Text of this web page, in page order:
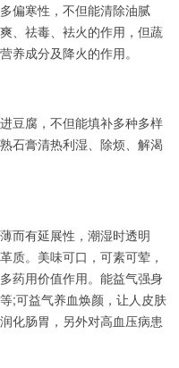
偏寒性，不但能清除油腻
、祛毒、袪火的作用，但蔬
养成分及降火的作用。
豆腐，不但能填补多种多样
石膏清热利湿、除烦、解渴
而有延展性，潮湿时透明
质。美味可口，可素可荤，
药用价值作用。能益气强身
;可益气养血焕颜，让人皮肤
化肠胃，另外对高血压病患